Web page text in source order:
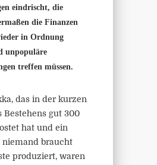
eindrischt, die
die Finanzen
in Ordnung
unpopuläre
treffen müssen.
das in der kurzen
Bestehens gut 300
hat und ein
niemand braucht
produziert, waren